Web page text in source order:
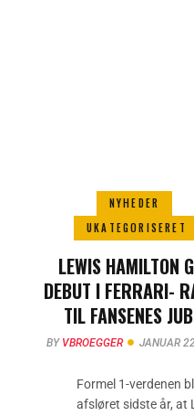
NYHEDER
UKATEGORISERET
LEWIS HAMILTON
DEBUT I FERRARI-
TIL FANSENES
BY VBROEGGER JANUAR
Formel 1-verdenen
afsløret sidste år, at